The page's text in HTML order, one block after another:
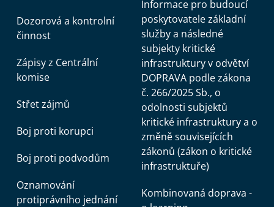
Dozorová a kontrolní
činnost
Zápisy z Centrální
komise
Střet zájmů
Boj proti korupci
Boj proti podvodům
Oznamování
protiprávního jednání
Informace pro budoucí
poskytovatele základní
služby a následné
subjekty kritické
infrastruktury v odvětví
DOPRAVA podle zákona
č. 266/2025 Sb., o
odolnosti subjektů
kritické infrastruktury a o
změně souvisejících
zákonů (zákon o kritické
infrastruktuře)
Kombinovaná doprava -